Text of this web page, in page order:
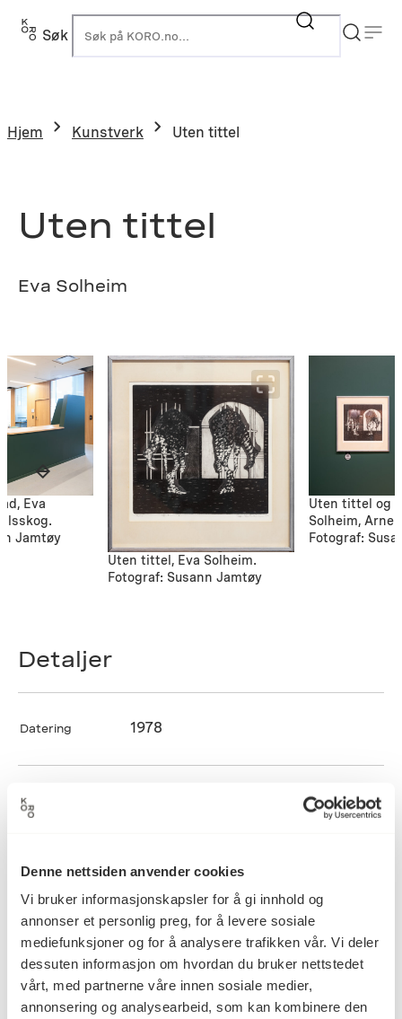
Denne nettsiden anvender cookies
Vi bruker informasjonskapsler for å gi innhold og
annonser et personlig preg, for å levere sosiale
mediefunksjoner og for å analysere trafikken vår. Vi deler
dessuten informasjon om hvordan du bruker nettstedet
vårt, med partnerne våre innen sosiale medier,
annonsering og analysearbeid, som kan kombinere den
Hopp
Søk
Hjem Kunstverk Uten tittel
Uten tittel
Eva Solheim
Eva
Jamtøy
Uten tittel, Eva Solheim.
Fotograf: Susann Jamtøy
Uten tittel og
Solheim, Arne
Fotograf:
Detaljer
Datering 1978
Kunstner
Kategori Etsning/streketsning, Grafikk
Teknikk og
materiale
Etsning på papir